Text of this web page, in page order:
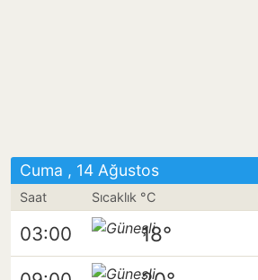
Cuma , 14 Ağustos
Saat Sıcaklık °C
03:00 18°